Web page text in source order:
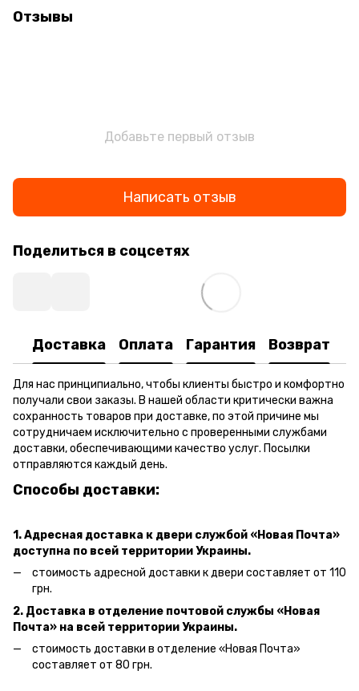
Отзывы
Добавьте первый отзыв
Написать отзыв
Поделиться в соцсетях
Доставка Оплата Гарантия Возврат
Для нас принципиально, чтобы клиенты быстро и комфортно
получали свои заказы. В нашей области критически важна
сохранность товаров при доставке, по этой причине мы
сотрудничаем исключительно с проверенными службами
доставки, обеспечивающими качество услуг. Посылки
отправляются каждый день.
Способы доставки:
1. Адресная доставка к двери службой «Новая Почта»
доступна по всей территории Украины.
стоимость адресной доставки к двери составляет от 110
грн.
2. Доставка в отделение почтовой службы «Новая
Почта» на всей территории Украины.
стоимость доставки в отделение «Новая Почта»
составляет от 80 грн.